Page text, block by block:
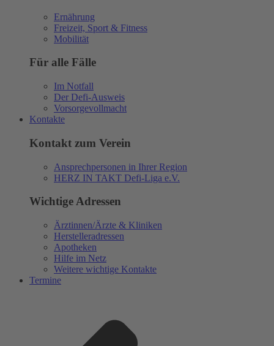
Ernährung
Freizeit, Sport & Fitness
Mobilität
Für alle Fälle
Im Notfall
Der Defi-Ausweis
Vorsorgevollmacht
Kontakte
Kontakt zum Verein
Ansprechpersonen in Ihrer Region
HERZ IN TAKT Defi-Liga e.V.
Wichtige Adressen
Ärztinnen/Ärzte & Kliniken
Herstelleradressen
Apotheken
Hilfe im Netz
Weitere wichtige Kontakte
Termine